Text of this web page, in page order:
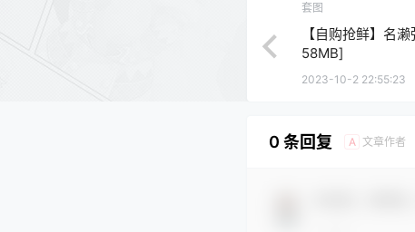
套图
【自购抢鲜】名
58MB]
2023-10-2 22:55:23
0 条回复 A 文章作者